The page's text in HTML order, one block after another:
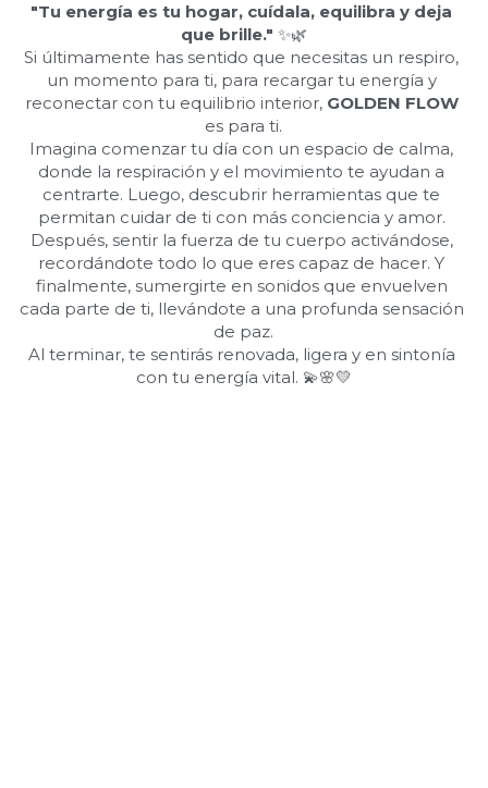
"Tu energía es tu hogar, cuídala, equilibra y deja
que brille." ✨🌿
Si últimamente has sentido que necesitas un respiro,
un momento para ti, para recargar tu energía y
reconectar con tu equilibrio interior, GOLDEN FLOW
es para ti.
Imagina comenzar tu día con un espacio de calma,
donde la respiración y el movimiento te ayudan a
centrarte. Luego, descubrir herramientas que te
permitan cuidar de ti con más conciencia y amor.
Después, sentir la fuerza de tu cuerpo activándose,
recordándote todo lo que eres capaz de hacer. Y
finalmente, sumergirte en sonidos que envuelven
cada parte de ti, llevándote a una profunda sensación
de paz.
Al terminar, te sentirás renovada, ligera y en sintonía
con tu energía vital. 💫🌸💛